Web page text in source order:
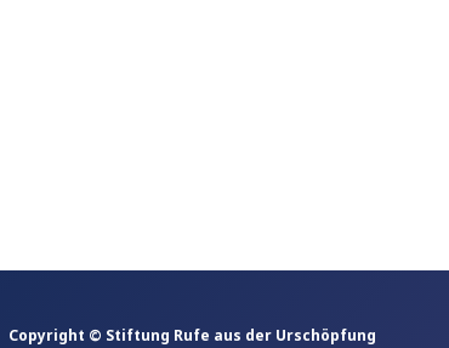
Copyright © Stiftung Rufe aus der Urschöpfung